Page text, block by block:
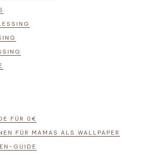
FÜR 0€
FÜR MAMAS ALS WALLPAPER
GUIDE